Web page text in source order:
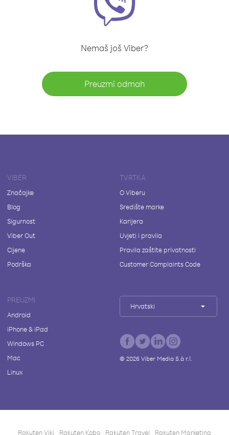
Nemaš još Viber?
Preuzmi odmah
VIBER
Značajke
Blog
Sigurnost
Viber Out
Cijene
Podrška
TVRTKA
O Viberu
Središte marke
Karijera
Uvjeti i pravila
Pravila zaštite privatnosti
Customer Complaints Code
PREUZMI
Android
iPhone & iPad
Windows PC
Mac
Linux
Hrvatski
© 2026Viber Media S.à r.l.
Rakuten Viki Rakuten Kobo Rakuten Travel Rakuten Marketing